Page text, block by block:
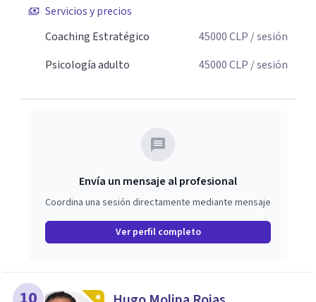
Servicios y precios
Coaching Estratégico
45000CLP / sesión
Psicología adulto
45000CLP / sesión
Envía un mensaje al profesional
Coordina una sesión directamente mediante mensaje
Ver perfil completo